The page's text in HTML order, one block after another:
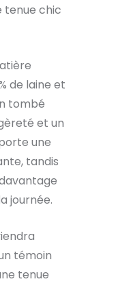
chic
de laine et
tombé
et un
une
tandis
journée.
témoin
tenue